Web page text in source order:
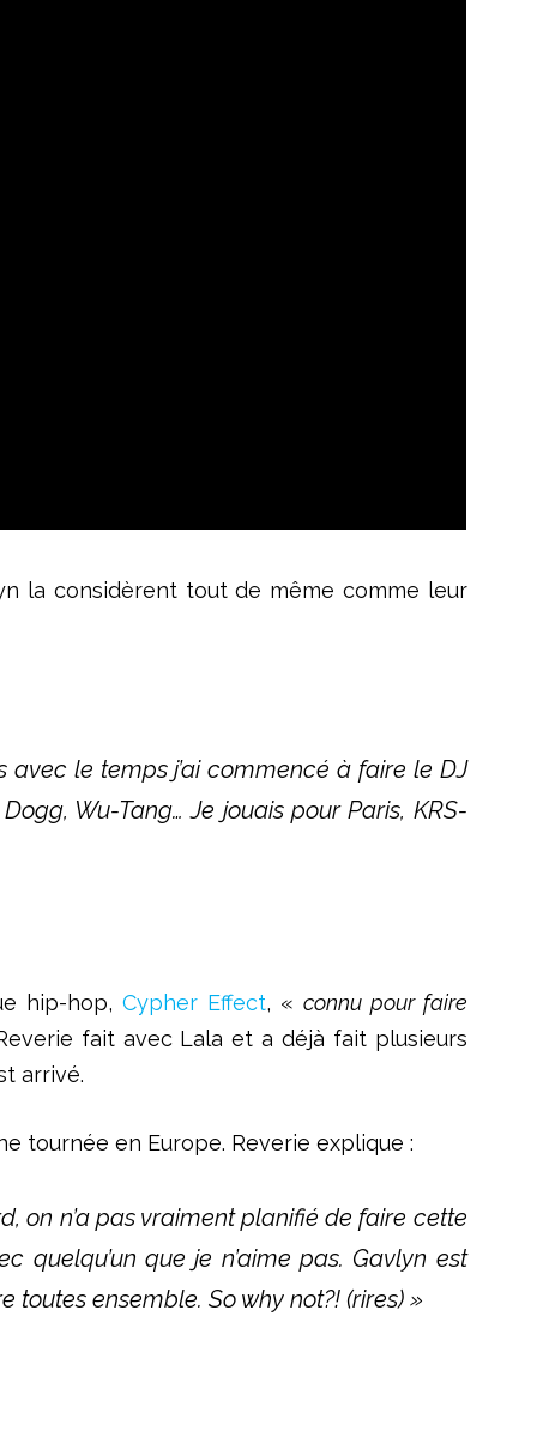
la considèrent tout de même comme leur
avec le temps j’ai commencéà faire le DJ
Wu-Tang… Je jouais pour Paris, KRS-
hip-hop, Cypher Effect, « connu pour faire
fait avec Lalaeta déjà fait plusieurs
arrivé.
tournée en Europe. Reverie explique :
on n’a pas vraiment planifié de faire cette
quelqu’un que je n’aime pas. Gavlyn est
toutes ensemble. So why not?! (rires) »